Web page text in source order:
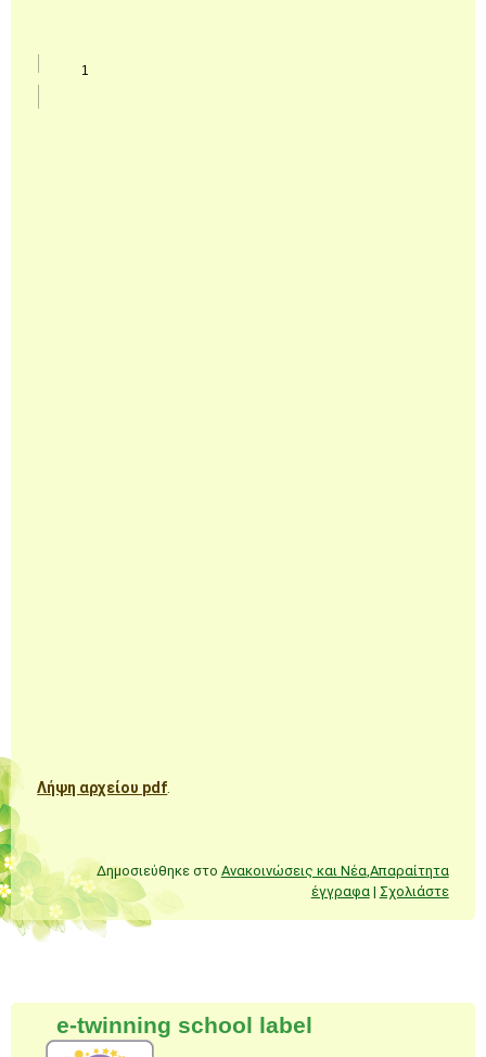
Λήψη αρχείου pdf
Δημοσιεύθηκε στο Ανακοινώσεις και Νέα,Απαραίτητα
έγγραφα | Σχολιάστε
e-twinning school label